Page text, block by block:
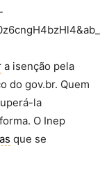
a isenção pela
do gov.br. Quem
la
O Inep
que se